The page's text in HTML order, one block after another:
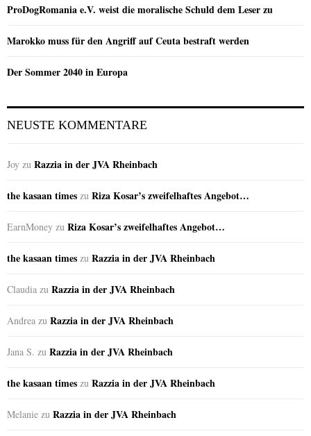
ProDogRomania e.V. weist die moralische Schuld dem Leser zu
Marokko muss für den Angriff auf Ceuta bestraft werden
Der Sommer 2040 in Europa
NEUSTE KOMMENTARE
Joy zu Razzia in der JVA Rheinbach
the kasaan times zu Riza Kosar’s zweifelhaftes Angebot…
EarnMoney zu Riza Kosar’s zweifelhaftes Angebot…
the kasaan times zu Razzia in der JVA Rheinbach
Claudia zu Razzia in der JVA Rheinbach
Andrea zu Razzia in der JVA Rheinbach
Jana S. zu Razzia in der JVA Rheinbach
the kasaan times zu Razzia in der JVA Rheinbach
Melanie zu Razzia in der JVA Rheinbach